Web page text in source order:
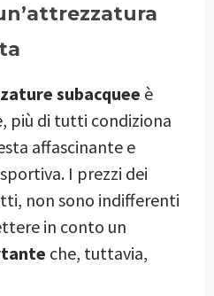
subacquee è
più di tutti condiziona
affascinante e
I prezzi dei
non sono indifferenti
in conto un
che, tuttavia,